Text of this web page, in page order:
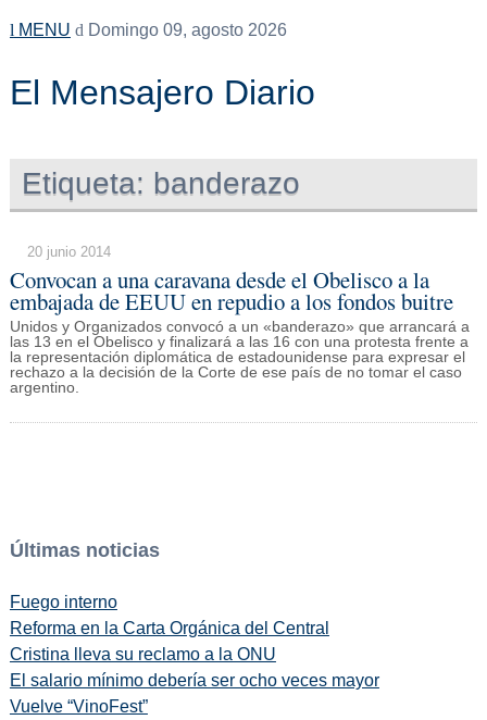
MENU Domingo 09, agosto 2026
El Mensajero Diario
Etiqueta: banderazo
20 junio 2014
Convocan a una caravana desde el Obelisco a la
embajada de EEUU en repudio a los fondos buitre
Unidos y Organizados convocó a un «banderazo» que arrancará a
las 13 en el Obelisco y finalizará a las 16 con una protesta frente a
la representación diplomática de estadounidense para expresar el
rechazo a la decisión de la Corte de ese país de no tomar el caso
argentino.
Últimas noticias
Fuego interno
Reforma en la Carta Orgánica del Central
Cristina lleva su reclamo a la ONU
El salario mínimo debería ser ocho veces mayor
Vuelve “VinoFest”